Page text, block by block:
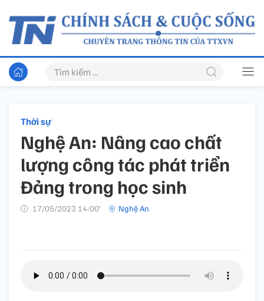
Thời sự
Nghệ An: Nâng cao chất
lượng công tác phát triển
Đảng trong học sinh
17/05/2023 14:00’ Nghệ An